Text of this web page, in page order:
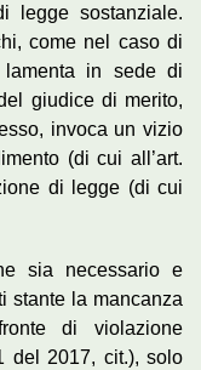
legge sostanziale.
come nel caso di
in sede di
giudice di merito,
invoca un vizio
(di cui all’art.
di legge (di cui
sia necessario e
stante la mancanza
di violazione
del 2017, cit.), solo